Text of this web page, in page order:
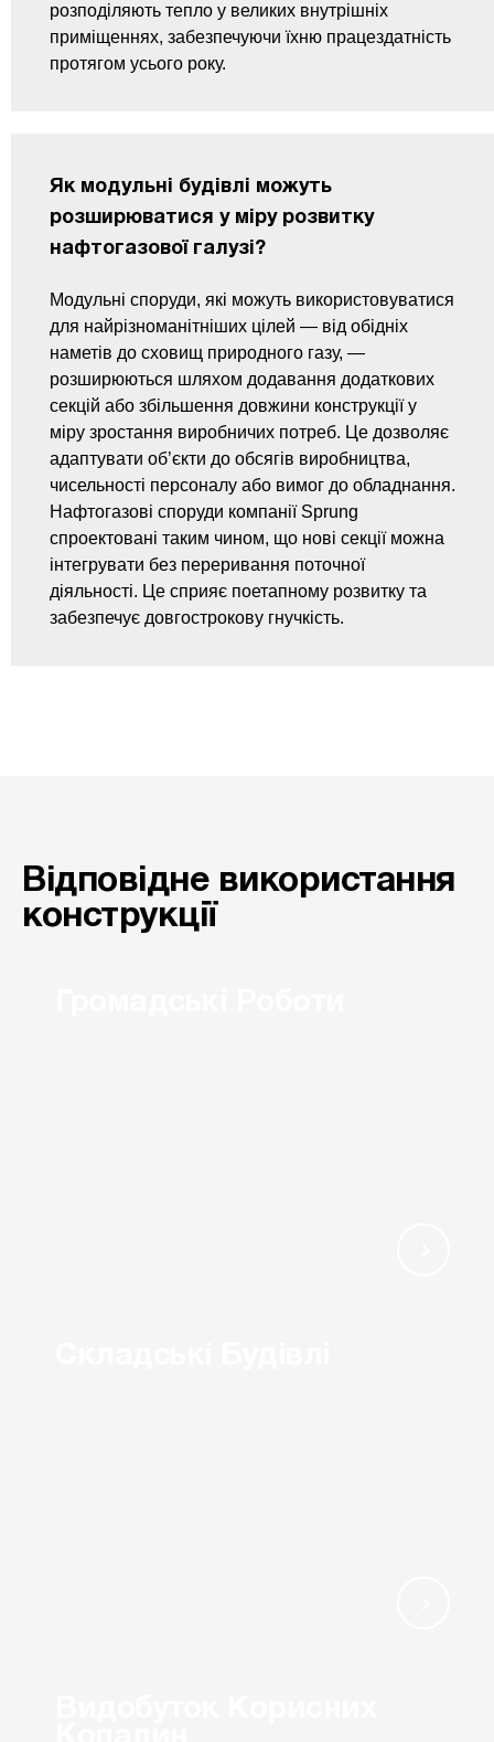
розподіляють тепло у великих внутрішніх
приміщеннях, забезпечуючи їхню працездатність
протягом усього року.
Як модульні будівлі можуть
розширюватися у міру розвитку
нафтогазової галузі?
Модульні споруди, які можуть використовуватися
для найрізноманітніших цілей — від обідніх
наметів до сховищ природного газу, —
розширюються шляхом додавання додаткових
секцій або збільшення довжини конструкції у
міру зростання виробничих потреб. Це дозволяє
адаптувати об’єкти до обсягів виробництва,
чисельності персоналу або вимог до обладнання.
Нафтогазові споруди компанії Sprung
спроектовані таким чином, що нові секції можна
інтегрувати без переривання поточної
діяльності. Це сприяє поетапному розвитку та
забезпечує довгострокову гнучкість.
Відповідне використання
конструкції